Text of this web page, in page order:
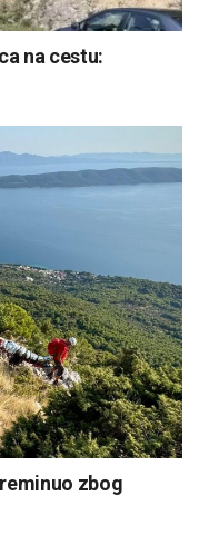
na cestu:
zbog